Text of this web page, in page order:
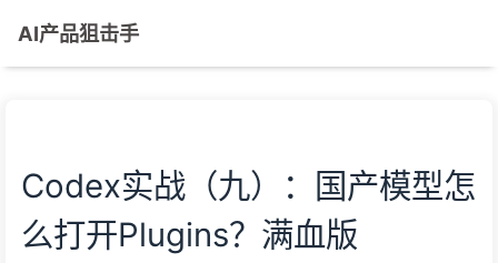
AI产品狙击手
Codex实战（九）：国产模型怎
么打开Plugins？满血版